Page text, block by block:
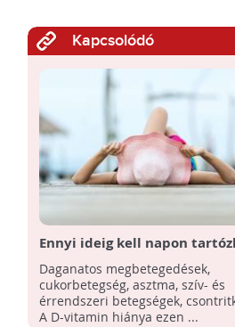
Kapcsolódó
Ennyi ideig kell napon
a kellő D-vitaminszinthez?
Daganatos megbetegedések,
cukorbetegség, asztma, szív- és
érrendszeri betegségek,
A D-vitamin hiánya ezen ...